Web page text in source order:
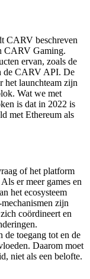
CARV beschreven
CARV Gaming.
ervan, zoals de
de CARV API. De
het launchteam zijn
Wat we met
is dat in 2022 is
met Ethereum als
of het platform
er meer games en
het ecosysteem
zijn
coördineert en
de toegang tot en de
Daarom moet
niet als een belofte.